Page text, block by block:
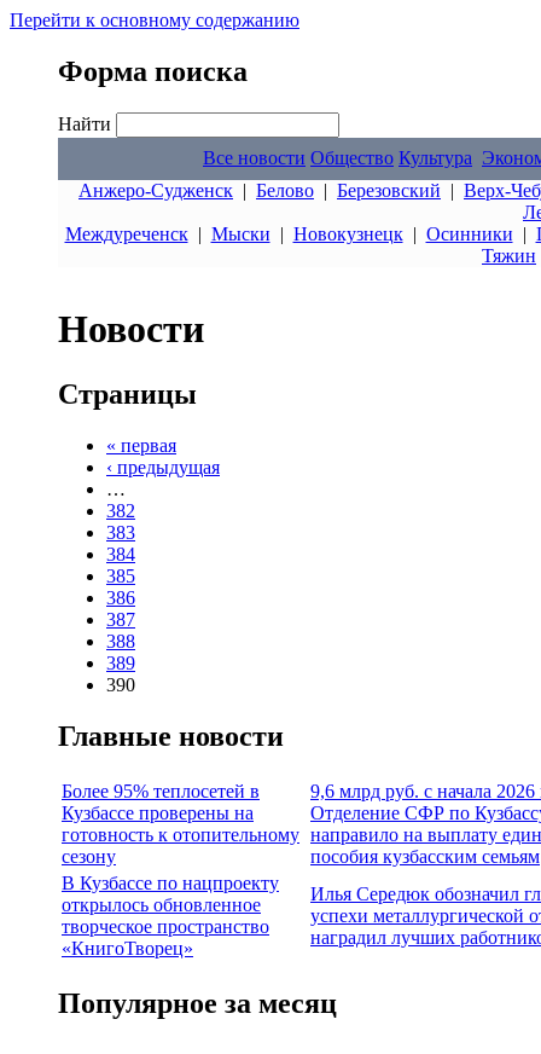
Перейти к основному содержанию
Форма поиска
Найти
Все новости Общество Культура
Анжеро-Судженск | Белово | Березовский | Верх-
Междуреченск| Мыски | Новокузнецк| Осинники |
Тяжин
Новости
Страницы
« первая
‹ предыдущая
…
382
383
384
385
386
387
388
389
390
Главные новости
Более 95% теплосетей в
Кузбассе проверены на
готовность к отопительному
сезону
9,6 млрд руб. с начала 2026
Отделение СФР по
направило на выплату
пособия кузбасским семьям
В Кузбассе по нацпроекту
открылось обновленное
творческое пространство
«КнигоТворец»
Илья Середюк обозначил
успехи металлургической
наградил лучших
Популярное за месяц